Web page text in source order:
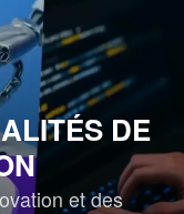
DE
et des